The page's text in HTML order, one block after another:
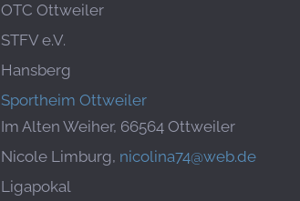
OTC Ottweiler
STFV e.V.
Hansberg
Sportheim Ottweiler
Im Alten Weiher, 66564 Ottweiler
Nicole Limburg, nicolina74@web.de
Ligapokal